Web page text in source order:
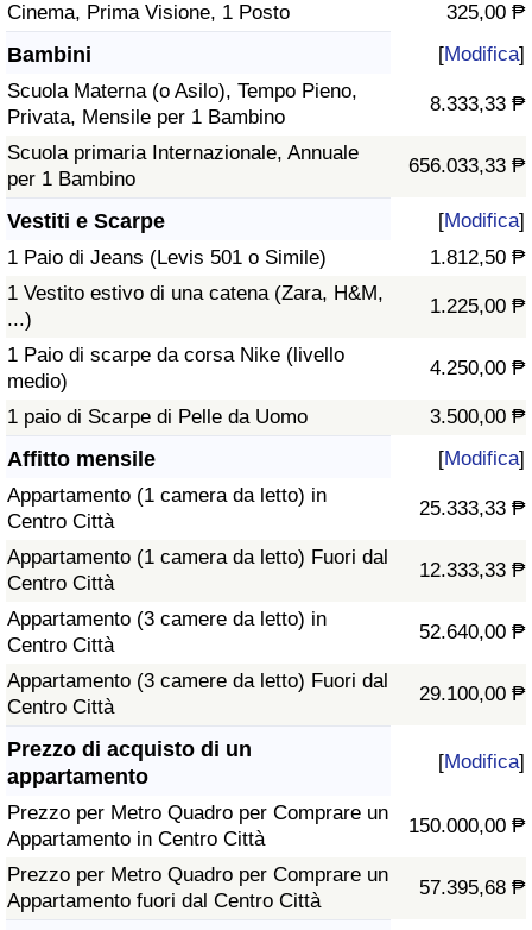
Cinema, Prima Visione, 1 Posto 325,00 ₱
Bambini [Modifica]
Scuola Materna (o Asilo), Tempo Pieno,
Privata, Mensile per 1 Bambino
8.333,33 ₱
Scuola primaria Internazionale, Annuale
per 1 Bambino
656.033,33 ₱
Vestiti e Scarpe [Modifica]
1 Paio di Jeans (Levis 501 o Simile)
1.812,50 ₱
1 Vestito estivo di una catena (Zara, H&M,
...)
1.225,00 ₱
1 Paio di scarpe da corsa Nike (livello
medio)
4.250,00 ₱
1 paio di Scarpe di Pelle da Uomo 3.500,00 ₱
Affitto mensile [Modifica]
Appartamento (1 camera da letto) in
Centro Città
25.333,33 ₱
Appartamento (1 camera da letto) Fuori dal
Centro Città
12.333,33 ₱
Appartamento (3 camere da letto) in
Centro Città
52.640,00 ₱
Appartamento (3 camere da letto) Fuori dal
Centro Città
29.100,00 ₱
Prezzo di acquisto di un
appartamento
[Modifica]
Prezzo per Metro Quadro per Comprare un
Appartamento in Centro Città
150.000,00 ₱
Prezzo per Metro Quadro per Comprare un
Appartamento fuori dal Centro Città
57.395,68 ₱